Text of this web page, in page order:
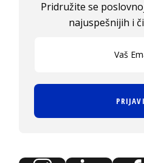
Pridružite se
najuspešnijih i